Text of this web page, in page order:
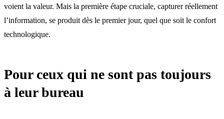
voient la valeur. Mais la première étape cruciale, capturer réellement
l’information, se produit dès le premier jour, quel que soit le confort
technologique.
Pour ceux qui ne sont pas toujours
à leur bureau